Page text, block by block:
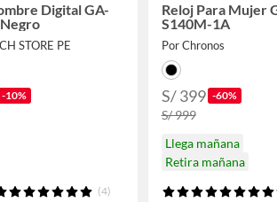
Digital GA-
STORE PE
-10%
(4)
Reloj Para Mujer
S140M-1A
Por Chronos
S/ 399 -60%
S/ 999
Llega mañana
Retira mañana